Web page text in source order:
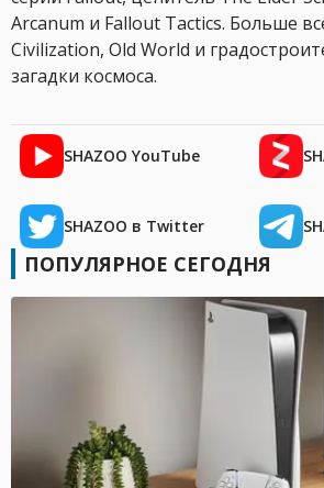
Arcanum и Fallout Tactics. Больше
Civilization, Old World и
загадки космоса.
SHAZOO YouTube
SHAZOO в Twitter
ПОПУЛЯРНОЕ СЕГОДНЯ